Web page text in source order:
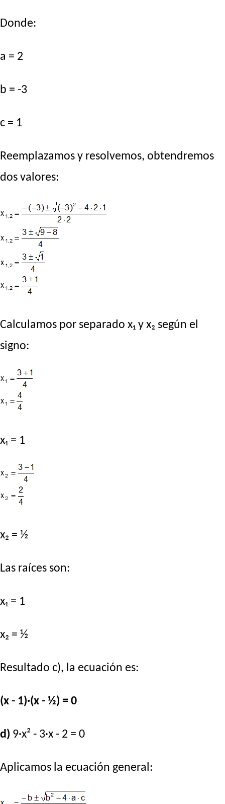
Donde:
a = 2
b = -3
c = 1
Reemplazamos y resolvemos, obtendremos
dos valores:
Calculamos por separado x₁ y x₂ según el
signo:
x₁ = 1
x₂ = ½
Las raíces son:
x₁ = 1
x₂ = ½
Resultado c), la ecuación es:
(x - 1)·(x - ½) = 0
d) 9·x² - 3·x - 2 = 0
Aplicamos la ecuación general: